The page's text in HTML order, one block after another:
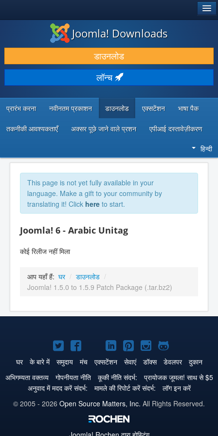
डाउनलोड करें और बढ़ाएं
खोजें और जानें
सामुदायिक समर्थन
डेवलपर संसाधन
Joomla! Downloads
डाउनलोड
लॉन्च
प्रारंभ करना नवीनतम प्रकाशन डाउनलोड एक्सटेंशन भाषा पैक
तकनीकी आवश्यकताएँ अक्सर पूछे जाने वाले प्रशन एपीआई दस्तावेज़ीकरण
हिन्दी
This page is not yet fully available in your
language. Make a gift to your community by
translating it! Click here to start.
Joomla! 6 - Arabic Unitag
कोई रिलीज नहीं मिला
आप यहाँ हैं: घर / डाउनलोड /
Joomla! 1.5.0 to 1.5.9 Patch Package (.tar.bz2)
Joomla!
Twitter
पे
Joomla!
Facebook
पे
Joomla!
GitHub
Joomla!
LinkedIn
पे
Joomla!
Pinterest
पे
Joomla!
Instagram
पे
Joomla!
GitHub
पे
घर के बारे में समुदाय मंच एक्सटेंशन सेवाएं डॉक्स डेवलपर
दुकान
अभिगम्यता वक्तव्य
गोपनीयता नीति कूकी नीति संदर्भ:
प्रायोजक जूमला! साथ से $5
अनुवाद में मदद करें संदर्भ:
मामले की रिपोर्ट करें संदर्भ:
लॉग इन करें
© 2005 - 2026 Open Source Matters, Inc. All Rights Reserved.